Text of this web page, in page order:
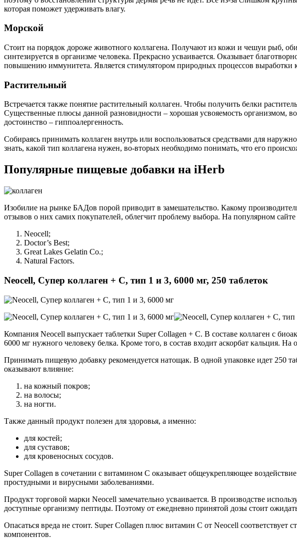
которая поможет удерживать влагу.
Морской
Стоит на порядок дороже животного коллагена. Получают из кожи и чешуи рыб,
синтезируется в организме человека. Прекрасно усваивается. Оказывает
повышению иммунитета. Является стимулятором природных процессов выработки
Растительный
Встречается также понятие растительный коллаген. Чтобы получить белки
Существенные плюсы данной разновидности – хорошая усвояемость организмом,
достоинство – гиппоалергенность.
Собираясь принимать коллаген внутрь или воспользоваться средствами для
знать, какой тип коллагена нужен, во-вторых необходимо понимать, что его
Популярные пищевые добавки на iHerb
Изобилие на рынке БАДов порой приводит в замешательство. Какому
отзывов о них самих покупателей, облегчит проблему выбора. На популярном
Neocell;
Doctor’s Best;
Great Lakes Gelatin Co.;
Natural Factors.
Neocell, Супер коллаген + C, тип 1 и 3, 6000 мг, 250 таблеток
Компания Neocell выпускает таблетки Super Collagen + C. В составе коллаген с
6000 мг нужного человеку белка. Кроме того, в состав входит аскорбат кальция.
Принимать пищевую добавку рекомендуется натощак. В одной упаковке идет 250
оказывают влияние:
на кожный покров;
на волосы;
на ногти.
Также данный продукт полезен для здоровья, а именно:
для костей;
для суставов;
для кровеносных сосудов.
Super Collagen в сочетании с витамином C оказывает общеукрепляющее
простудными и вирусными заболеваниями.
Продукт торговой марки Neocell замечательно усваивается. В производстве
доступные организму пептиды. Поэтому от ежедневно принятой дозы стоит
Опасаться вреда не стоит. Super Collagen плюс витамин С от Neocell
компонентов.